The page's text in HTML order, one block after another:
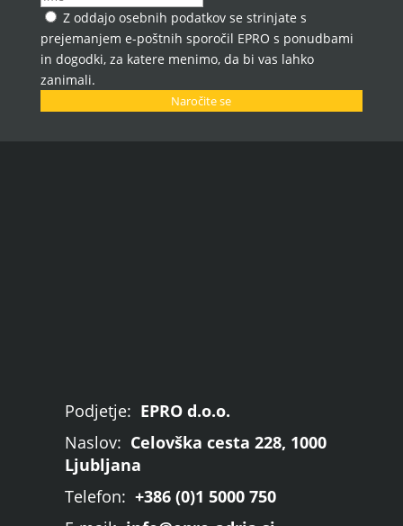
Z oddajo osebnih podatkov se strinjate s
prejemanjem e-poštnih sporočil EPRO s ponudbami
in dogodki, za katere menimo, da bi vas lahko
zanimali.
Naročite se
Podjetje: EPRO d.o.o.
Naslov: Celovška cesta 228, 1000
Ljubljana
Telefon: +386 (0)1 5000 750